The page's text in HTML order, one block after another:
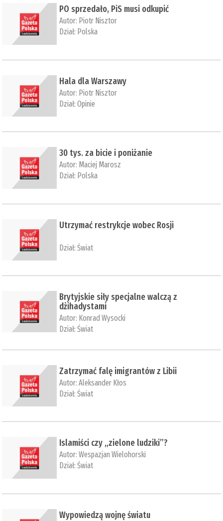
PO sprzedało, PiS musi odkupić
Autor: Piotr Nisztor
Dział: Polska
Hala dla Warszawy
Autor: Piotr Nisztor
Dział:Opinie
30 tys. za bicie i poniżanie
Autor: Maciej Marosz
Dział: Polska
Utrzymać restrykcje wobec Rosji
Dział:Świat
Brytyjskie siły specjalne walczą z
dżihadystami
Autor: Konrad Wysocki
Dział:Świat
Zatrzymać falę imigrantów z Libii
Autor:Aleksander Kłos
Dział:Świat
Islamiści czy „zielone ludziki”?
Autor:Wespazjan Wielohorski
Dział:Świat
Wypowiedzą wojnę światu